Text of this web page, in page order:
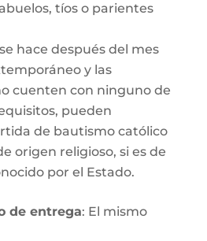
tíos o parientes
hace después del mes
y las
cuenten con ninguno de
pueden
de bautismo católico
origen religioso, si es de
por el Estado.
de entrega: El mismo